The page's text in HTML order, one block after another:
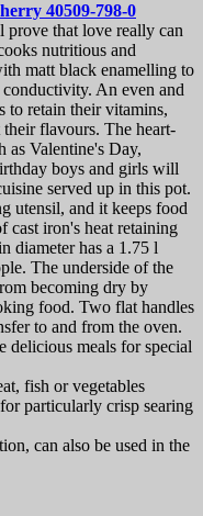
40509-798-0
prove that love really can
nutritious and
matt black enamelling to
An even and
to retain their vitamins,
flavours. The heart-
as Valentine's Day,
boys and girls will
served up in this pot.
utensil, and it keeps food
cast iron's heat retaining
diameter has a 1.75 l
The underside of the
becoming dry by
food. Two flat handles
to and from the oven.
delicious meals for special
fish or vegetables
particularly crisp searing
can also be used in the